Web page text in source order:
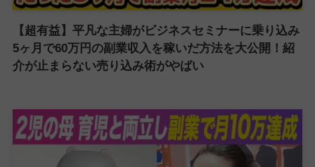
【超有益】平凡な主婦がビジネスセミナーに乗り込み
5ヶ月で60万円の副業収入を稼いだ方法を大公開！紹
介が止まらない売り込み術がやばい